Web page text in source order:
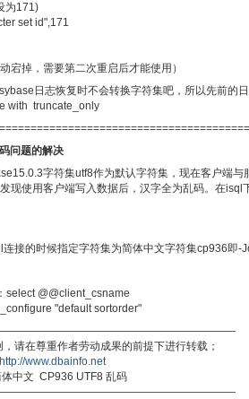
为171)
set id",171
宕掉，需要第二次重启后才能使用）
日志恢复时不会转换字符集吧，所以先前的
with truncate_only
问题的解决
字符集utf8作为默认字符集，现在客户端与
现使用客户端写入数据后，汉字全为乱码。在
接的时候指定字符集为简体中文字符集cp936即-
select @@client_csname
"default sortorder"
在尊重作者劳动成果的前提下进行转载；
http://www.dbainfo.net
中文 CP936 UTF8 乱码